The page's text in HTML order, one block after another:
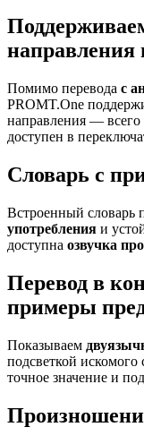
направления
Помимо перевода с
PROMT.One
направления —
доступен в
Словарь с
Встроенный словарь
употребления и
доступна озвучка
Перевод в
примеры
Показываем
подсветкой
точное значение и